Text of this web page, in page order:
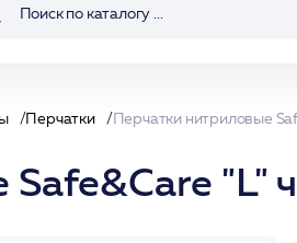
Перчатки
Safe&Care